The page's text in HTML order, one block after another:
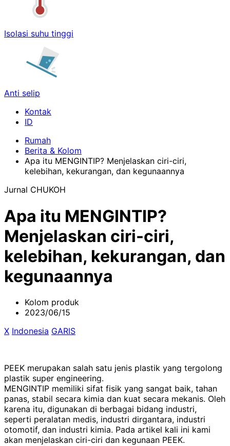
Isolasi suhu tinggi
Anti selip
Kontak
Rumah
Berita & Kolom
Apa itu MENGINTIP? Menjelaskan ciri-ciri,
kelebihan, kekurangan, dan kegunaannya
Jurnal CHUKOH
Apa itu MENGINTIP?
Menjelaskan ciri-ciri,
kelebihan, kekurangan, dan
kegunaannya
Kolom produk
2023/06/15
X Indonesia GARIS
PEEK merupakan salah satu jenis plastik yang tergolong
plastik super engineering.
MENGINTIP memiliki sifat fisik yang sangat baik, tahan
panas, stabil secara kimia dan kuat secara mekanis. Oleh
karena itu, digunakan di berbagai bidang industri,
seperti peralatan medis, industri dirgantara, industri
otomotif, dan industri kimia. Pada artikel kali ini kami
akan menjelaskan ciri-ciri dan kegunaan PEEK.